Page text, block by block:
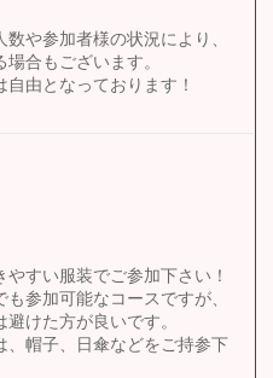
や参加者様の状況により、
合もございます。
由となっております！
やすい服装でご参加下さい！
参加可能なコースですが、
けた方が良いです。
、帽子、日傘などをご持参下